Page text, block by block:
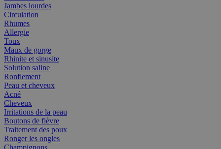
Jambes lourdes
Circulation
Rhumes
Allergie
Toux
Maux de gorge
Rhinite et sinusite
Solution saline
Ronflement
Peau et cheveux
Acné
Cheveux
Irritations de la peau
Boutons de fièvre
Traitement des poux
Ronger les ongles